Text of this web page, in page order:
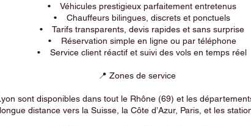
• Véhicules prestigieux parfaitement entretenus
• Chauffeurs bilingues, discrets et ponctuels
• Tarifs transparents, devis rapides et sans surprise
• Réservation simple en ligne ou par téléphone
• Service client réactif et suivi des vols en temps réel
📍 Zones de service
sont disponibles dans tout le Rhône (69) et les
distance vers la Suisse, la Côte d’Azur, Paris, et les